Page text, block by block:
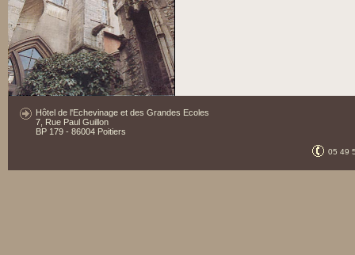
Hôtel de l'Echevinage et des Grandes Ecoles
7, Rue Paul Guillon
BP 179 - 86004 Poitiers
05 49